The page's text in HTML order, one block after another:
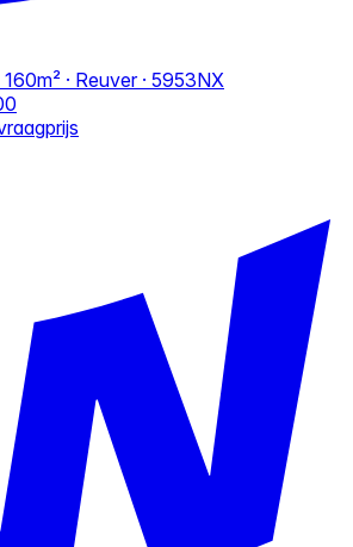
160m² · Reuver · 5953NX